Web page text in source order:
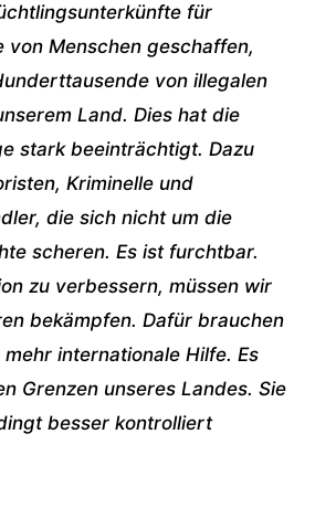
für
von Menschen geschaffen,
von illegalen
Land. Dies hat die
stark beeinträchtigt. Dazu
Kriminelle und
die sich nicht um die
scheren. Es ist furchtbar.
zu verbessern, müssen wir
bekämpfen. Dafür brauchen
internationale Hilfe. Es
Grenzen unseres Landes. Sie
besser kontrolliert